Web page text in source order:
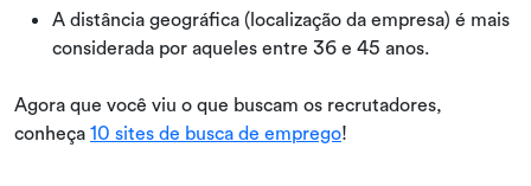
A distância geográfica (localização da empresa) é mais
considerada por aqueles entre 36 e 45 anos.
Agora que você viu o que buscam os recrutadores,
conheça 10 sites de busca de emprego!